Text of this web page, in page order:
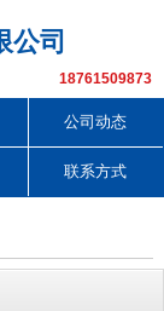
公司
18761509873
公司动态
联系方式